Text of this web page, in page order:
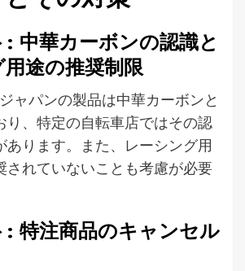
中華カーボンの認識と
途の推奨制限
ャパンの製品は中華カーボンと
り、特定の自転車店ではその認
あります。また、レーシング用
されていないことも考慮が必要
特注商品のキャンセル